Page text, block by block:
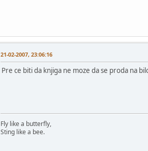
21-02-2007, 23:06:16
Pre ce biti da knjiga ne moze da se proda na
Fly like a butterfly,
Sting like a bee.